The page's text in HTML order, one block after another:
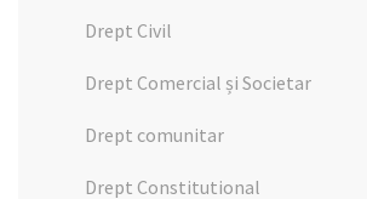
Drept Civil
Drept Comercial și Societar
Drept comunitar
Drept Constitutional